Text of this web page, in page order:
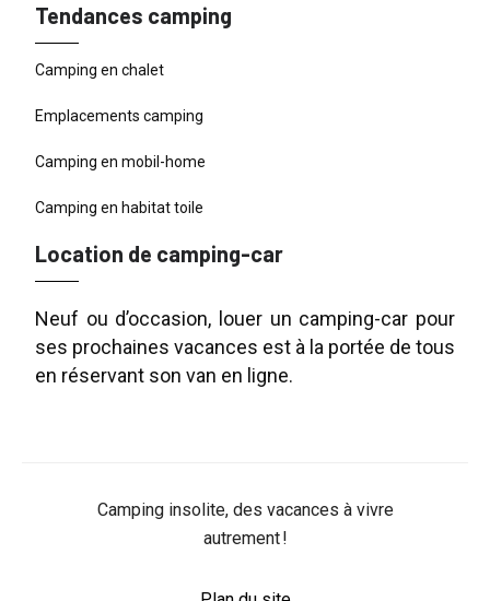
Tendances camping
Camping en chalet
Emplacements camping
Camping en mobil-home
Camping en habitat toile
Location de camping-car
Neuf ou d’occasion, louer un camping-car pour
ses prochaines vacances est à la portée de tous
en réservant son van en ligne.
Camping insolite, des vacances à vivre
autrement !